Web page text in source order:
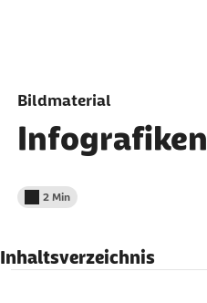
Bildmaterial
Infografiken
Lesedauer weniger als
2 Min
Inhaltsverzeichnis